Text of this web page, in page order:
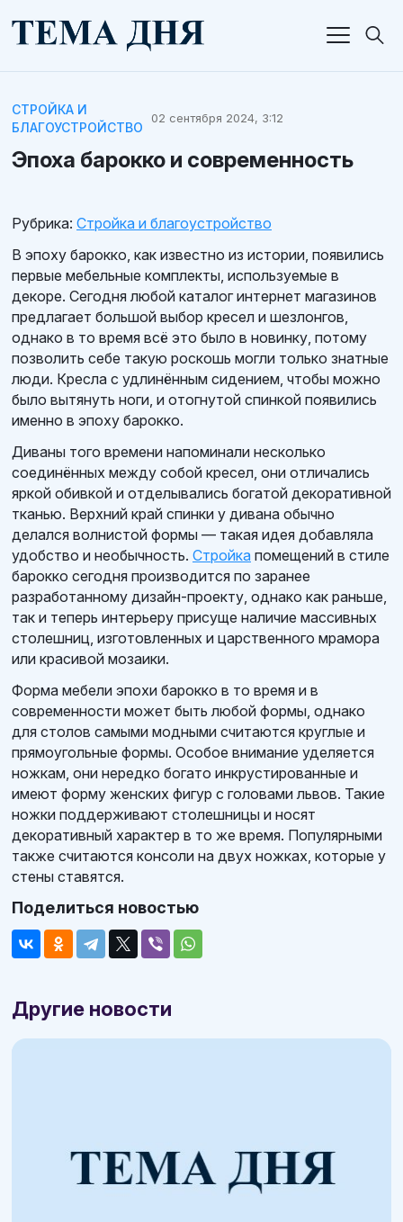
СТРОЙКА И
БЛАГОУСТРОЙСТВО
02 сентября 2024, 3:12
Эпоха барокко и современность
Рубрика: Стройка и благоустройство
В эпоху барокко, как известно из истории, появились
первые мебельные комплекты, используемые в
декоре. Сегодня любой каталог интернет магазинов
предлагает большой выбор кресел и шезлонгов,
однако в то время всё это было в новинку, потому
позволить себе такую роскошь могли только знатные
люди. Кресла с удлинённым сидением, чтобы можно
было вытянуть ноги, и отогнутой спинкой появились
именно в эпоху барокко.
Диваны того времени напоминали несколько
соединённых между собой кресел, они отличались
яркой обивкой и отделывались богатой декоративной
тканью. Верхний край спинки у дивана обычно
делался волнистой формы — такая идея добавляла
удобство и необычность. Стройка помещений в стиле
барокко сегодня производится по заранее
разработанному дизайн-проекту, однако как раньше,
так и теперь интерьеру присуще наличие массивных
столешниц, изготовленных и царственного мрамора
или красивой мозаики.
Форма мебели эпохи барокко в то время и в
современности может быть любой формы, однако
для столов самыми модными считаются круглые и
прямоугольные формы. Особое внимание уделяется
ножкам, они нередко богато инкрустированные и
имеют форму женских фигур с головами львов. Такие
ножки поддерживают столешницы и носят
декоративный характер в то же время. Популярными
также считаются консоли на двух ножках, которые у
стены ставятся.
Поделиться новостью
Другие новости